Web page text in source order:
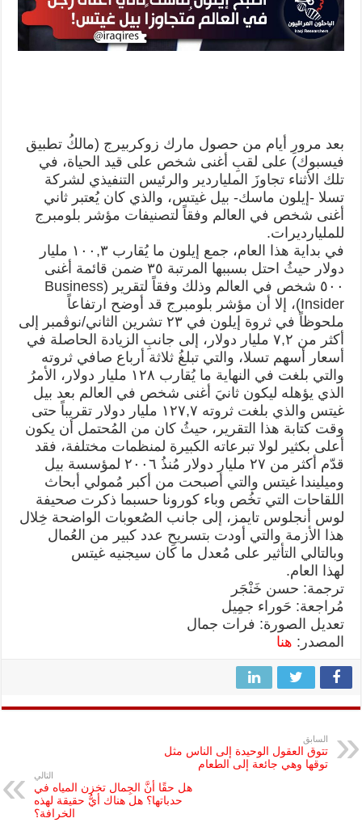
بعد مرورِ أيام من حصول مارك زوكربيرج (مالكُ تطبيق
فيسبوك) على لقبِ أغنى شخص على قيد الحياة، في
تلك الأثناء تجاوزَ الملياردير والرئيس التنفيذي لشركة
تسلا -إيلون ماسك- بيل غيتس، والذي كان يُعتبر ثاني
أغنى شخص في العالم وفقاً لتصنيفات مؤشر بلومبرج
للمليارديرات.
في بداية هذا العام، جمع إيلون ما يُقارب ١٠٠,٣ مليار
دولار حيثُ احتل بسببها المرتبة ٣٥ ضمن قائمة أغنى
٥٠٠ شخص في العالم وذلك وفقاً لتقرير (Business
Insider)، إلا أن مؤشر بلومبرج قد أوضح ارتفاعاً
ملحوظاً في ثروة إيلون في ٢٣ تشرين الثاني/نوڤمبر إلى
أكثر من ٧,٢ مليار دولار، إلى جانبِ الزيادة الحاصلة في
أسعار أسهم تسلا، والتي تبلغُ ثلاثة أرباع صافي ثروته
والتي بلغت في النهاية ما يُقارب ١٢٨ مليار دولار، الأمرُ
الذي يؤهله ليكون ثانيَ أغنى شخص في العالم بعد بيل
غيتس والذي بلغت ثروته ١٢٧,٧ مليار دولار تقريباً حتى
وقت كتابة هذا التقرير، حيثُ كان من المُحتمل أن يكون
أعلى بكثير لولا تبرعاته الكبيرة لمنظمات مختلفة، فقد
قدّم أكثر من ٢٧ مليار دولار مُنذُ ٢٠٠٦ لمؤسسة بيل
وميليندا غيتس والتي أصبحت من أكبر مُمولي أبحاث
اللقاحات التي تخُص وباء كورونا حسبما ذكرت صحيفة
لوس أنجلوس تايمز، إلى جانب الصُعوبات الواضحة خِلال
هذا الأزمة والتي أودت بتسريحِ عدد كبير من العُمال
وبالتالي التأثير على مُعدل ما كان سيجنيه غيتس
لهذا العام.
ترجمة: حسن خَنْجَر
مُراجعة: حَوراء جمِيل
تعديل الصورة: فرات جمال
المصدر: هنا
السابق
تتوق العقول الوحيدة إلى الناس مثل
توقها وهي جائعة إلى الطعام
التالي
هل حقًا أنَّ الجِمال تخزن المياه في
حدباتها؟ هل هناك أيُّ حقيقة لهذه
الخرافة؟